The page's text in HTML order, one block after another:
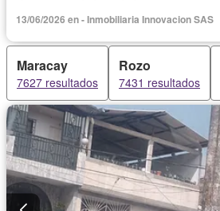
13/06/2026 en - Inmobiliaria Innovacion SAS
Maracay
7627 resultados
Rozo
7431 resultados